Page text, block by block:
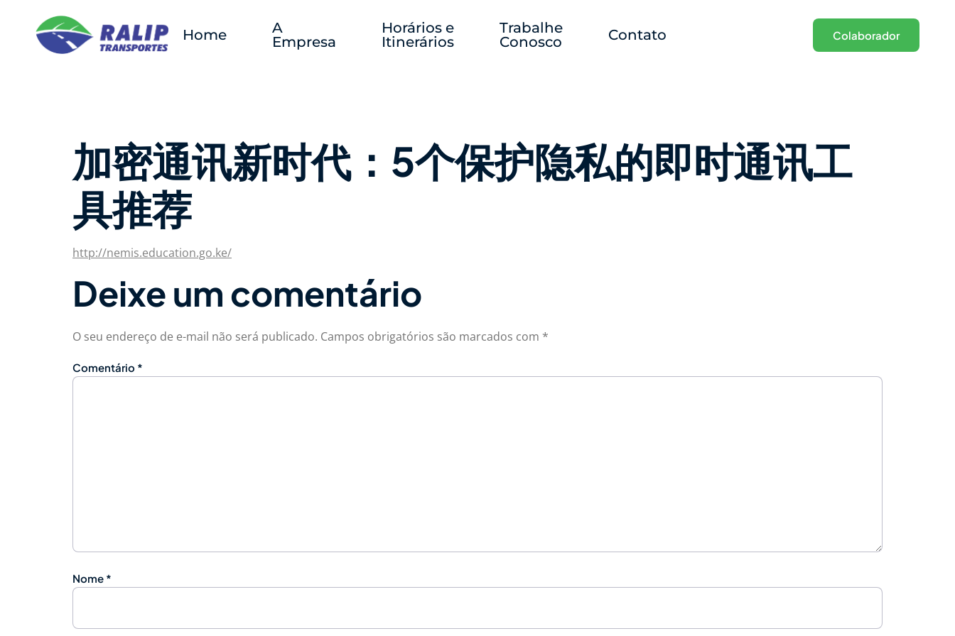
Home
A
Empresa
Horários e
Itinerários
Trabalhe
Conosco
Contato Colaborador
加密通讯新时代：5个保护隐私的即时通讯工
具推荐
http://nemis.education.go.ke/
Deixe um comentário
O seu endereço de e-mail não será publicado. Campos obrigatórios são marcados com *
Comentário *
Nome *